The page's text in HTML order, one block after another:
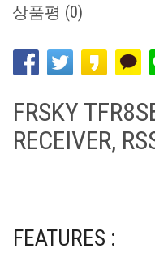
상품평 (0)
FRSKY
RECEIVER,
FEATURES :